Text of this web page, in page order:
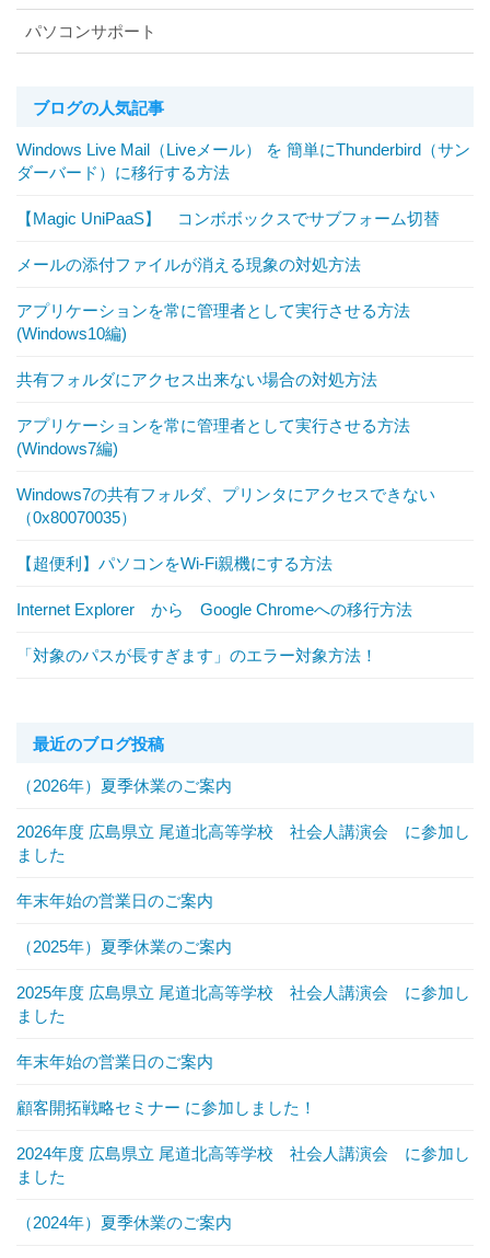
パソコンサポート
ブログの人気記事
Windows Live Mail（Liveメール） を 簡単にThunderbird（サン
ダーバード）に移行する方法
【Magic UniPaaS】 コンボボックスでサブフォーム切替
メールの添付ファイルが消える現象の対処方法
アプリケーションを常に管理者として実行させる方法
(Windows10編)
共有フォルダにアクセス出来ない場合の対処方法
アプリケーションを常に管理者として実行させる方法
(Windows7編)
Windows7の共有フォルダ、プリンタにアクセスできない
（0x80070035）
【超便利】パソコンをWi-Fi親機にする方法
Internet Explorer から Google Chromeへの移行方法
「対象のパスが長すぎます」のエラー対象方法！
最近のブログ投稿
（2026年）夏季休業のご案内
2026年度 広島県立 尾道北高等学校 社会人講演会 に参加し
ました
年末年始の営業日のご案内
（2025年）夏季休業のご案内
2025年度 広島県立 尾道北高等学校 社会人講演会 に参加し
ました
年末年始の営業日のご案内
顧客開拓戦略セミナー に参加しました！
2024年度 広島県立 尾道北高等学校 社会人講演会 に参加し
ました
（2024年）夏季休業のご案内